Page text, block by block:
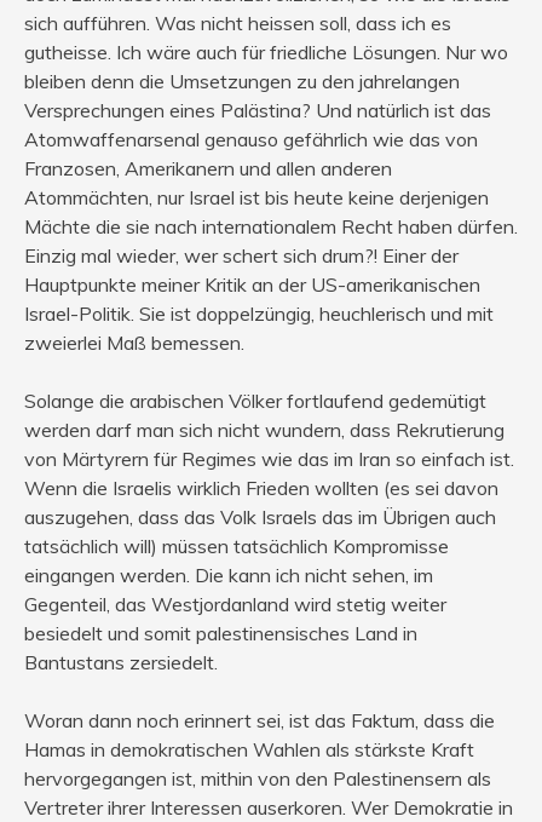
sich aufführen. Was nicht heissen soll, dass ich es
gutheisse. Ich wäre auch für friedliche Lösungen. Nur wo
bleiben denn die Umsetzungen zu den jahrelangen
Versprechungen eines Palästina? Und natürlich ist das
Atomwaffenarsenal genauso gefährlich wie das von
Franzosen, Amerikanern und allen anderen
Atommächten, nur Israel ist bis heute keine derjenigen
Mächte die sie nach internationalem Recht haben dürfen.
Einzig mal wieder, wer schert sich drum?! Einer der
Hauptpunkte meiner Kritik an der US-amerikanischen
Israel-Politik. Sie ist doppelzüngig, heuchlerisch und mit
zweierlei Maß bemessen.
Solange die arabischen Völker fortlaufend gedemütigt
werden darf man sich nicht wundern, dass Rekrutierung
von Märtyrern für Regimes wie das im Iran so einfach ist.
Wenn die Israelis wirklich Frieden wollten (es sei davon
auszugehen, dass das Volk Israels das im Übrigen auch
tatsächlich will) müssen tatsächlich Kompromisse
eingangen werden. Die kann ich nicht sehen, im
Gegenteil, das Westjordanland wird stetig weiter
besiedelt und somit palestinensisches Land in
Bantustans zersiedelt.
Woran dann noch erinnert sei, ist das Faktum, dass die
Hamas in demokratischen Wahlen als stärkste Kraft
hervorgegangen ist, mithin von den Palestinensern als
Vertreter ihrer Interessen auserkoren. Wer Demokratie in